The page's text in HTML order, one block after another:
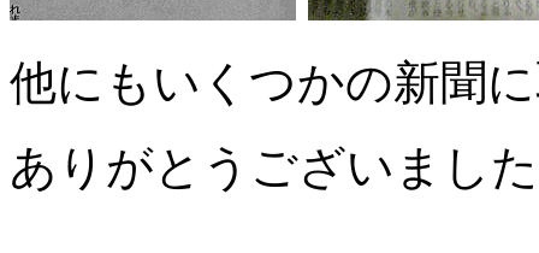
他にもいくつかの新聞
ありがとうございまし